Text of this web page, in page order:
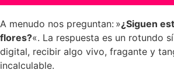
A menudo nos preguntan: »¿Siguen
flores?«. La respuesta es un rotundo
digital, recibir algo vivo, fragante y
incalculable.